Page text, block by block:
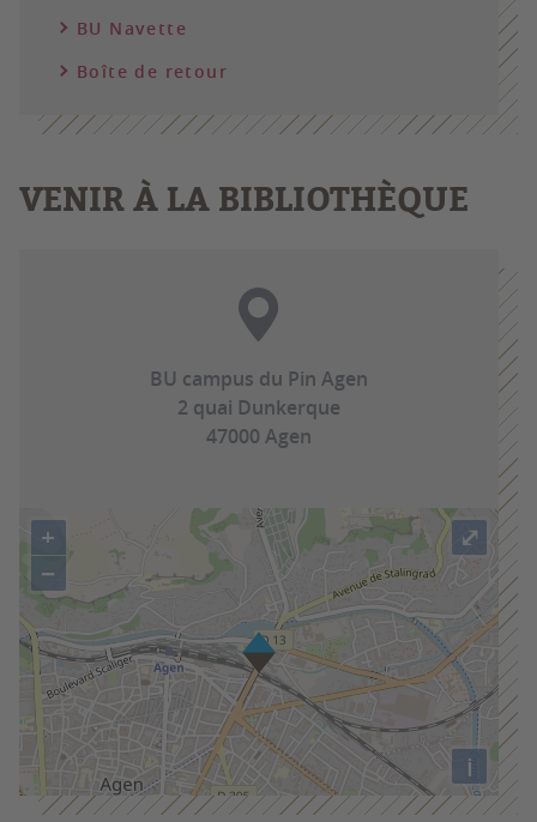
BU Navette
Boîte de retour
VENIR À LA BIBLIOTHÈQUE
BU campus du Pin Agen
2 quai Dunkerque
47000 Agen
+
−
i
⤢